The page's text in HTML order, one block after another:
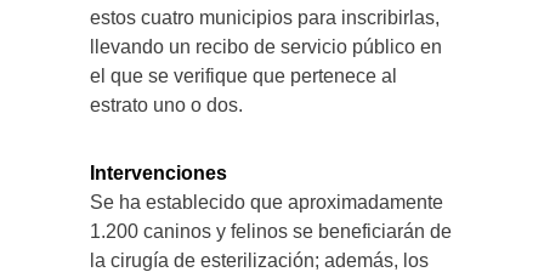
estos cuatro municipios para inscribirlas,
llevando un recibo de servicio público en
el que se verifique que pertenece al
estrato uno o dos.
Intervenciones
Se ha establecido que aproximadamente
1.200 caninos y felinos se beneficiarán de
la cirugía de esterilización; además, los